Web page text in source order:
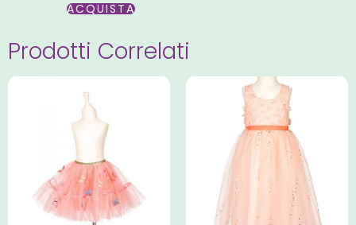
ACQUISTA
Prodotti Correlati